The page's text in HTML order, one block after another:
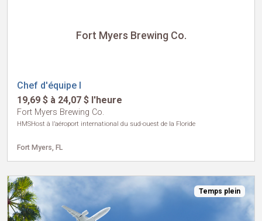
Fort Myers Brewing Co.
Chef d'équipe I
19,69 $ à 24,07 $ l'heure
Fort Myers Brewing Co.
HMSHost à l’aéroport international du sud-ouest de la Floride
Fort Myers, FL
Temps plein